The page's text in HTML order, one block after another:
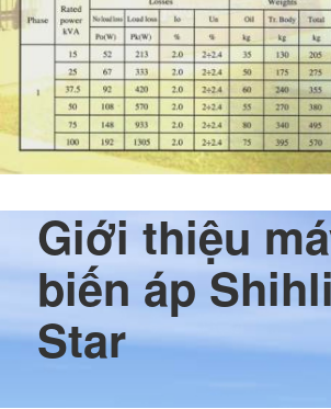
Giới thiệu
biến áp
Star